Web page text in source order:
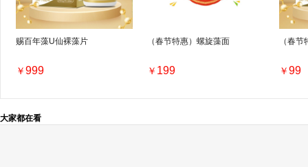
赐百年藻U仙裸藻片
￥ 999
（春节特惠）螺旋藻面
￥ 199
（春
￥ 99
大家都在看